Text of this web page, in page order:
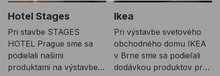
Hotel Stages
Pri stavbe STAGES
HOTEL Prague sme sa
podielali našimi
produktami na výstavbe
Ikea
Pri výstavbe svetového
obchodného domu IKEA
v Brne sme sa podieľali
dodávkou produktov pre